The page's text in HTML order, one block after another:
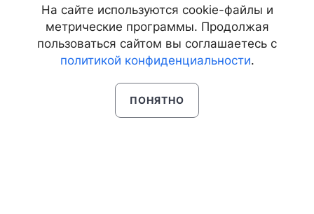
На сайте используются cookie-файлы и
метрические программы. Продолжая
пользоваться сайтом вы соглашаетесь с
политикой конфиденциальности.
ПОНЯТНО